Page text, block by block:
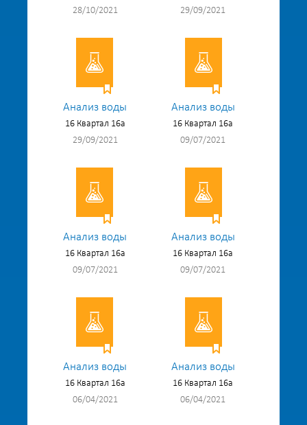
28/10/2021
29/09/2021
Анализ воды
16 Квартал 16а
29/09/2021
Анализ воды
16 Квартал 16а
09/07/2021
Анализ воды
16 Квартал 16а
09/07/2021
Анализ воды
16 Квартал 16а
09/07/2021
Анализ воды
16 Квартал 16а
06/04/2021
Анализ воды
16 Квартал 16а
06/04/2021